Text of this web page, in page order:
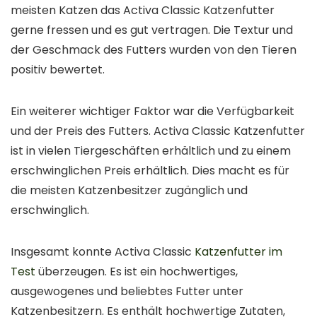
meisten Katzen das Activa Classic Katzenfutter
gerne fressen und es gut vertragen. Die Textur und
der Geschmack des Futters wurden von den Tieren
positiv bewertet.
Ein weiterer wichtiger Faktor war die Verfügbarkeit
und der Preis des Futters. Activa Classic Katzenfutter
ist in vielen Tiergeschäften erhältlich und zu einem
erschwinglichen Preis erhältlich. Dies macht es für
die meisten Katzenbesitzer zugänglich und
erschwinglich.
Insgesamt konnte Activa Classic Katzenfutter im
Test überzeugen. Es ist ein hochwertiges,
ausgewogenes und beliebtes Futter unter
Katzenbesitzern. Es enthält hochwertige Zutaten,